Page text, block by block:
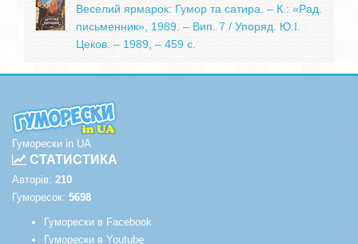
Веселий ярмарок: Гумор та сатира. – К.: «Рад.
письменник», 1989. – Вип. 7 / Упоряд. Ю.І.
Цеков. – 1989, – 459 с.
Гуморески in UA
СТАТИСТИКА
Авторів: 210
Гуморесок: 5698
Гуморески в Facebook
Гуморески в Youtube